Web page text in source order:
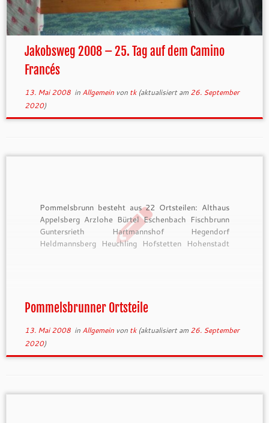
Jakobsweg 2008 – 25. Tag auf dem Camino
Francés
13. Mai 2008in Allgemein von tk(aktualisiert am 26. September
2020)
Pommelsbrunn besteht aus 22 Ortsteilen: Althaus
Appelsberg Arzlohe Bürtel Eschenbach Fischbrunn
Guntersrieth Hartmannshof Hegendorf
Heldmannsberg Heuchling Hofstetten Hohenstadt
Pommelsbrunner Ortsteile
13. Mai 2008in Allgemein von tk(aktualisiert am 26. September
2020)